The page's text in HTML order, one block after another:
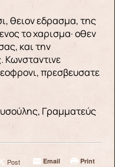
θειον εδρασμα, της
το χαρισμα· οθεν
και την
πρεσβευσατε
Γραμματεύς
Post Email Print